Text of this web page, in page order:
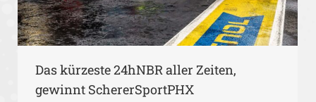
Das kürzeste 24hNBR aller Zeiten,
gewinnt SchererSportPHX